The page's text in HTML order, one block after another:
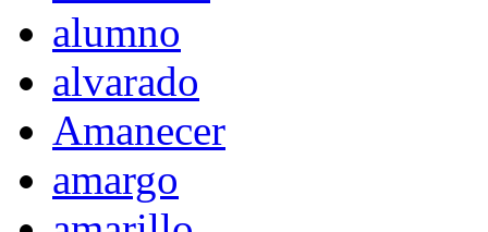
alumno
alvarado
Amanecer
amargo